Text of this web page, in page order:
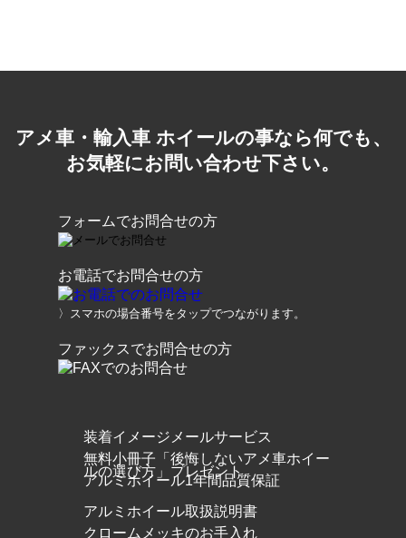
アメ車・輸入車 ホイールの事なら何でも、
お気軽にお問い合わせ下さい。
フォームでお問合せの方
お電話でお問合せの方
〉スマホの場合番号をタップでつながります。
ファックスでお問合せの方
装着イメージメールサービス
無料小冊子「後悔しないアメ車ホイー
ルの選び方」プレゼント
アルミホイール1年間品質保証
アルミホイール取扱説明書
クロームメッキのお手入れ